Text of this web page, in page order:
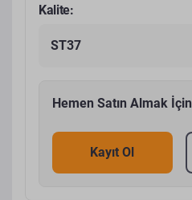
Kalite:
ST37
Hemen Satın Almak İçin
Kayıt Ol